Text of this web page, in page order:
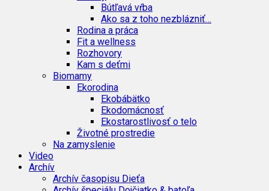
Bútľavá vŕba
Ako sa z toho nezblázniť…
Rodina a práca
Fit a wellness
Rozhovory
Kam s deťmi
Biomamy
Ekorodina
Ekobábätko
Ekodomácnosť
Ekostarostlivosť o telo
Životné prostredie
Na zamyslenie
Video
Archív
Archív časopisu Dieťa